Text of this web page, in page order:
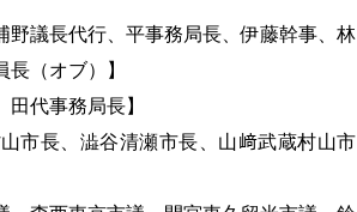
野議長代行、平事務局長、伊藤幹事、林
（オブ）】
代事務局長】
市長、澁谷清瀬市長、山﨑武蔵村山市